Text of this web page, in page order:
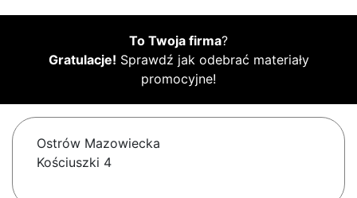
To Twoja firma?
Gratulacje! Sprawdź jak odebrać materiały
promocyjne!
Ostrów Mazowiecka
Kościuszki 4